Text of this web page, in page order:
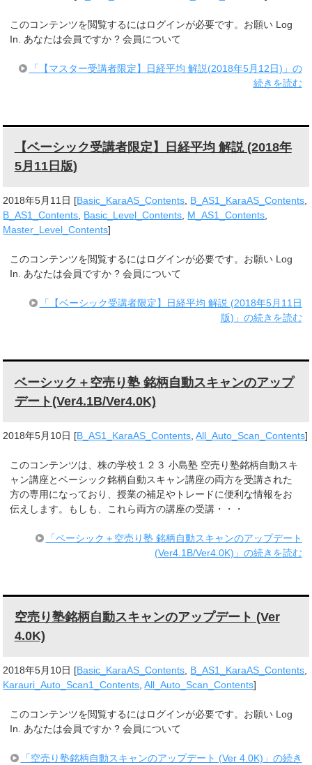
このコンテンツを閲覧するにはログインが必要です。お願い Log
In. あなたは会員ですか ? 会員について
「【マスター受講者限定】日経平均 解説(2018年5月12日)」の
続きを読む
【ベーシック受講者限定】日経平均 解説 (2018年
5月11日版)
2018年5月11日 [Basic_KaraAS_Contents, B_AS1_KaraAS_Contents,
B_AS1_Contents, Basic_Level_Contents, M_AS1_Contents,
Master_Level_Contents]
このコンテンツを閲覧するにはログインが必要です。お願い Log
In. あなたは会員ですか ? 会員について
「【ベーシック受講者限定】日経平均 解説 (2018年5月11日
版)」の続きを読む
ベーシック＋空売り塾 銘柄自動スキャンのアップ
デート(Ver4.1B/Ver4.0K)
2018年5月10日 [B_AS1_KaraAS_Contents ,All_Auto_Scan_Contents]
このコンテンツは、株の学校１２３ 小島塾 空売り塾銘柄自動スキ
ャン講座とベーシック銘柄自動スキャン講座の両方を受講された
方の専用になっており、授業の補足やトレードに便利な情報をお
伝えします。もしも、これら両方の講座の受講・・・
「ベーシック＋空売り塾 銘柄自動スキャンのアップデート
(Ver4.1B/Ver4.0K)」の続きを読む
空売り塾銘柄自動スキャンのアップデート (Ver
4.0K)
2018年5月10日 [Basic_KaraAS_Contents, B_AS1_KaraAS_Contents,
Karauri_Auto_Scan1_Contents,All_Auto_Scan_Contents]
このコンテンツを閲覧するにはログインが必要です。お願い Log
In. あなたは会員ですか ? 会員について
「空売り塾銘柄自動スキャンのアップデート (Ver 4.0K)」の続き